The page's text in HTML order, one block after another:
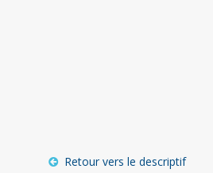
Retour vers le descriptif